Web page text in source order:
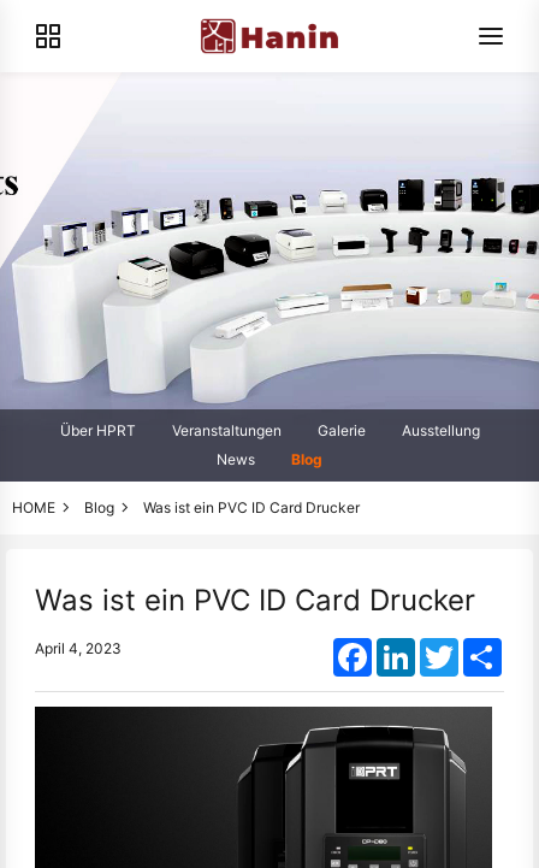
Über HPRT Veranstaltungen Galerie
Ausstellung
News
Blog
HOME Blog Was ist ein PVC ID Card Drucker
Was ist ein PVC ID Card Drucker
April 4, 2023 FacebookLinkedInTwitter